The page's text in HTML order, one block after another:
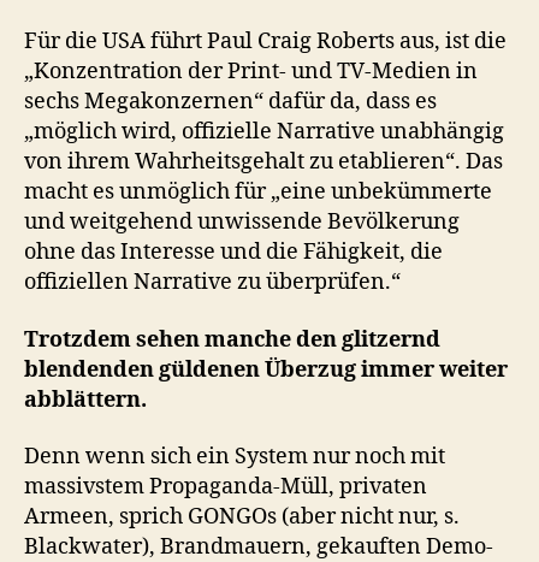
Für die USA führt Paul Craig Roberts aus, ist die
„Konzentration der Print- und TV-Medien in
sechs Megakonzernen“ dafür da, dass es
„möglich wird, offizielle Narrative unabhängig
von ihrem Wahrheitsgehalt zu etablieren“. Das
macht es unmöglich für „eine unbekümmerte
und weitgehend unwissende Bevölkerung
ohne das Interesse und die Fähigkeit, die
offiziellen Narrative zu überprüfen.“
Trotzdem sehen manche den glitzernd
blendenden güldenen Überzug immer weiter
abblättern.
Denn wenn sich ein System nur noch mit
massivstem Propaganda-Müll, privaten
Armeen, sprich GONGOs (aber nicht nur, s.
Blackwater), Brandmauern, gekauften Demo-